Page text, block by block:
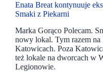
Enata Breat kontynuuje
Smaki z Piekarni
Marka Gorąco Polecam.
nowy lokal. Tym razem
Katowicach. Poza
też lokale na dworcach w
Legionowie.